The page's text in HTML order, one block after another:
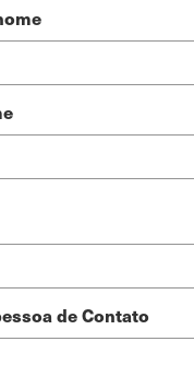
de Contato